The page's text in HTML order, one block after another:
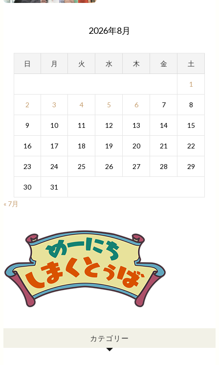
2026年8月
日 月 火 水 木 金 土
1
2 3 4 5 6 7 8
9 10 11 12 13 14 15
16 17 18 19 20 21 22
23 24 25 26 27 28 29
30
31
« 7月
カテゴリー